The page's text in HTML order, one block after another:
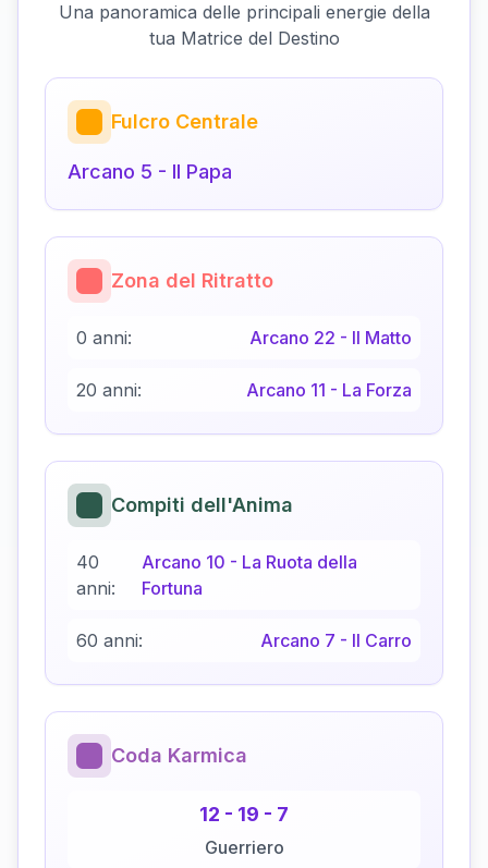
Una panoramica delle principali energie della
tua Matrice del Destino
Fulcro Centrale
Arcano 5 - Il Papa
Zona del Ritratto
0 anni: Arcano 22 - Il Matto
20 anni: Arcano 11 - La Forza
Compiti dell'Anima
40
anni:
Arcano 10 - La Ruota della
Fortuna
60 anni: Arcano 7 - Il Carro
Coda Karmica
12 - 19 - 7
Guerriero